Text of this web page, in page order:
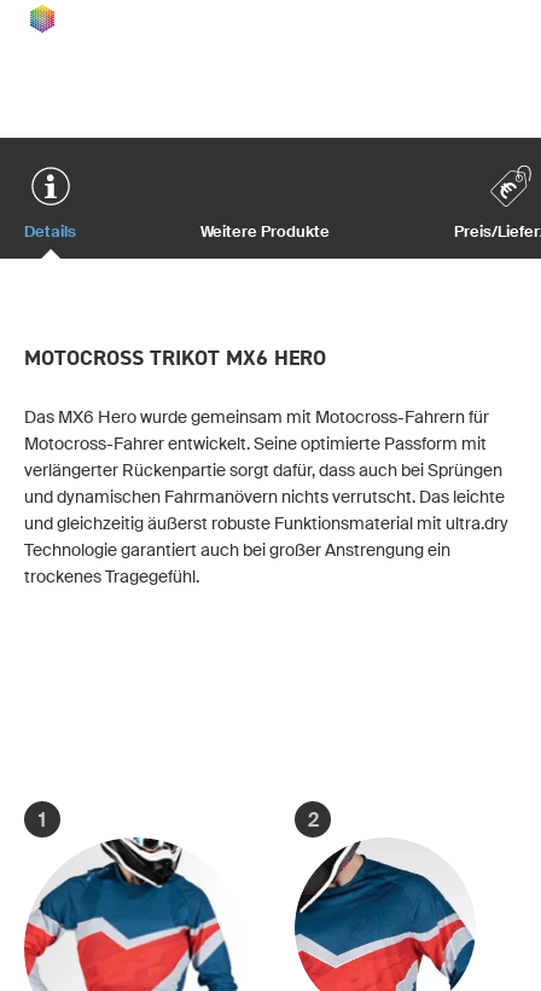
Details Weitere Produkte Preis/
MOTOCROSS TRIKOT MX6 HERO
Das MX6 Hero wurde gemeinsam mit Motocross-Fahrern für
Motocross-Fahrer entwickelt. Seine optimierte Passform mit
verlängerter Rückenpartie sorgt dafür, dass auch bei Sprüngen
und dynamischen Fahrmanövern nichts verrutscht. Das leichte
und gleichzeitig äußerst robuste Funktionsmaterial mit ultra.dry
Technologie garantiert auch bei großer Anstrengung ein
trockenes Tragegefühl.
1 2